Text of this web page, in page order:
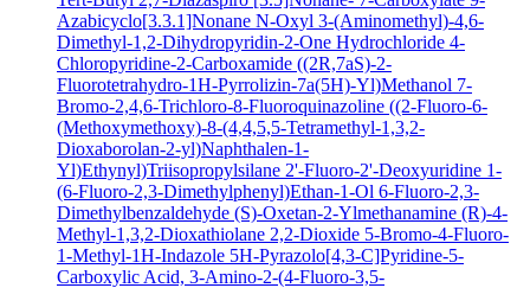
Azabicyclo[3.3.1]Nonane N-Oxyl 3-(Aminomethyl)-4,6-
Dimethyl-1,2-Dihydropyridin-2-One Hydrochloride 4-
Chloropyridine-2-Carboxamide ((2R,7aS)-2-
Fluorotetrahydro-1H-Pyrrolizin-7a(5H)-Yl)Methanol 7-
Bromo-2,4,6-Trichloro-8-Fluoroquinazoline ((2-Fluoro-6-
(Methoxymethoxy)-8-(4,4,5,5-Tetramethyl-1,3,2-
Dioxaborolan-2-yl)Naphthalen-1-
Yl)Ethynyl)Triisopropylsilane 2'-Fluoro-2'-Deoxyuridine 1-
(6-Fluoro-2,3-Dimethylphenyl)Ethan-1-Ol 6-Fluoro-2,3-
Dimethylbenzaldehyde (S)-Oxetan-2-Ylmethanamine (R)-4-
Methyl-1,3,2-Dioxathiolane 2,2-Dioxide 5-Bromo-4-Fluoro-
1-Methyl-1H-Indazole 5H-Pyrazolo[4,3-C]Pyridine-5-
Carboxylic Acid, 3-Amino-2-(4-Fluoro-3,5-